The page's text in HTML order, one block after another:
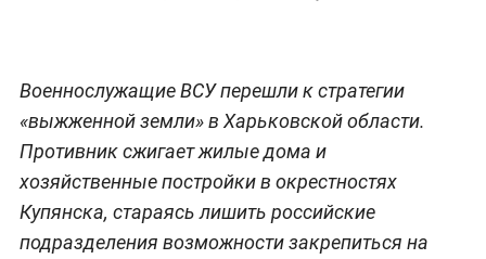
Военнослужащие ВСУ перешли к стратегии
«выжженной земли» в Харьковской области.
Противник сжигает жилые дома и
хозяйственные постройки в окрестностях
Купянска, стараясь лишить российские
подразделения возможности закрепиться на